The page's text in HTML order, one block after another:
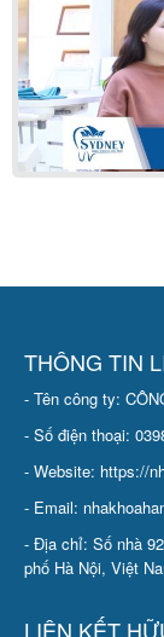
Răng
sứ
thẩm
mỹ
BẢNG
GIÁ
THIỆU
KIẾN
THỨC
NHA
KHOA
Chính
bảo
THÔNG TIN
- Tên công ty:
- Số điện thoại:
- Website: https://
- Email:
- Địa chỉ: Số nhà
phố Hà Nội, Việt
LIÊN KẾT